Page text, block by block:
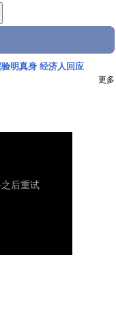
明真身 经济人回应
更多